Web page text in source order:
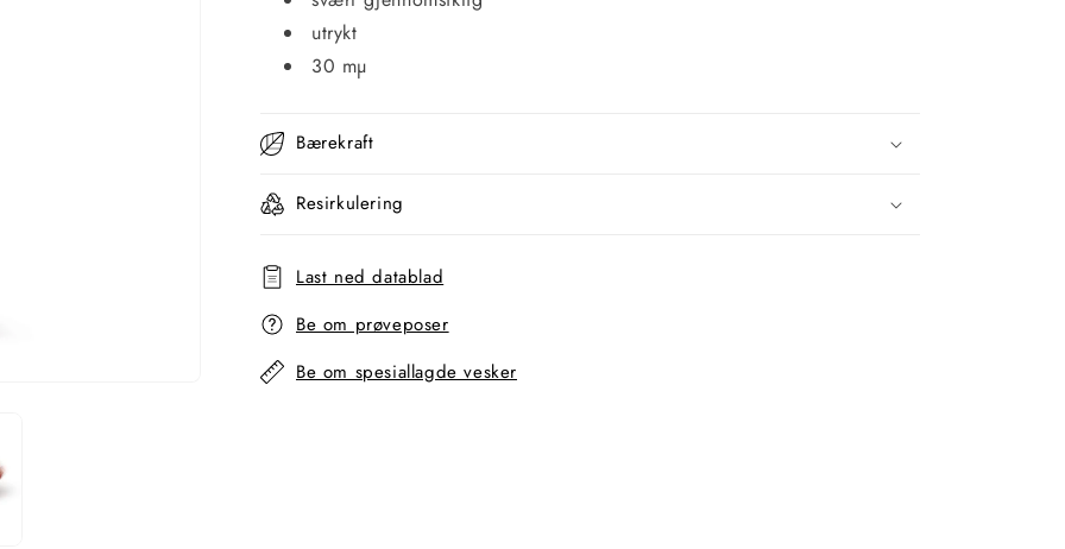
utrykt
30 mµ
Bærekraft
Resirkulering
Last ned datablad
Be om prøveposer
Be om spesiallagde vesker